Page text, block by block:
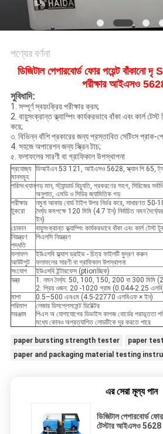
গোপনীয়তা
নীতি
পণ্যের বর্ণনা
ডিজিটাল পেপারবোর্ড ফোর পয়েন্ট
পরীক্ষার আইএসও
সুবিধাদি:
1. সম্পূর্ণ স্বয়ংক্রিয় পরীক্ষার ক্রম;
2. বায়ুসংক্রান্ত ক্ল্যাম্পিং কার্যকরভাবে বাঁকা এবং কার্ল
করে;
৩. বিভিন্ন বাঁশি প্রকারের জন্য প্রস্তাবিত সেটিংস প্রাক-
4. সহজে অপারেশন জন্য স্ক্রিন টাচ;
৫. ফলাফলের সারণী বা গ্রাফিকাল উপস্থাপনা
প্রযোজ্য
মানসমূহ
ডিআইএন 53 121, আইএসও 5628, স্ক্যান পি 65,
পরিসংখ্যানগড় মান, স্ট্যান্ডার্ড বিচ্যুতি, প্রকরণের সহগ, সিরিজের
অনুপাত, এমডি ও সিডির জ্যামিতিক গড়
পরীক্ষার
টুকরো
নমুনা আকার বোর্ড টাইপ উপর নির্ভর করে, সাধারণত
দৈর্ঘ্য কমপক্ষে 120 মিমি (4.7 ইন) নির্বাচিত নমন
ইন)
চোকান
বায়ুসংক্রান্ত ক্ল্যাম্পিং কার্যকরভাবে বাঁকা এবং কার্ল
নিয়ন্ত্রণ
পদ্ধতি
পিএলসি নিয়ন্ত্রণ
ফলাফল
আউটপুট
ইউএসবি ফ্ল্যাশ ড্রাইভ - চিত্র ফাইলটি মুদ্রণ করুন
ফলাফলের সারণী বা গ্রাফিকাল উপস্থাপনা
সংযোগ
ইউএসবি ইন্টারফেস (ptionচ্ছিক)
যন্ত্র
1. নমন দৈর্ঘ্য: 50, 100, 150, 200 বা 300 মিমি
2. প্রিয় ওজন: 20 -1020 গ্রাম (0.044-2.25
মাপা
0.5–500 এনএম (4.5-22770 এলবিএফ × ইন)
পরিমাপ
সরঞ্জাম
লেজার ডিসপ্লেসমেন্ট ডিটেক্টর
পিএস অ যোগাযোগের ডিভাইস কাগজ বোর্ডের পরাভূততা
মধ্যে কোনও অপ্রত্যাশিত লোডটিকে দূর করতে পারে
paper bursting strength tester
paper
paper and packaging material testing
এর সেরা মূল্য পান
ডিজিটাল পেপারবোর্ড ফোর
টেস্টার আইএসও 5628